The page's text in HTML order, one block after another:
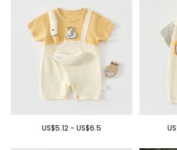
US$5.12 - US$6.5